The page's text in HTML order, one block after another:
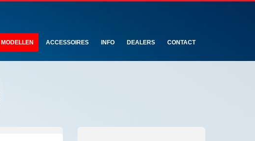
MODELLEN ACCESSOIRES INFO DEALERS CONTACT